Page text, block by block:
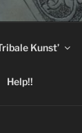
Kunst’
Help!!